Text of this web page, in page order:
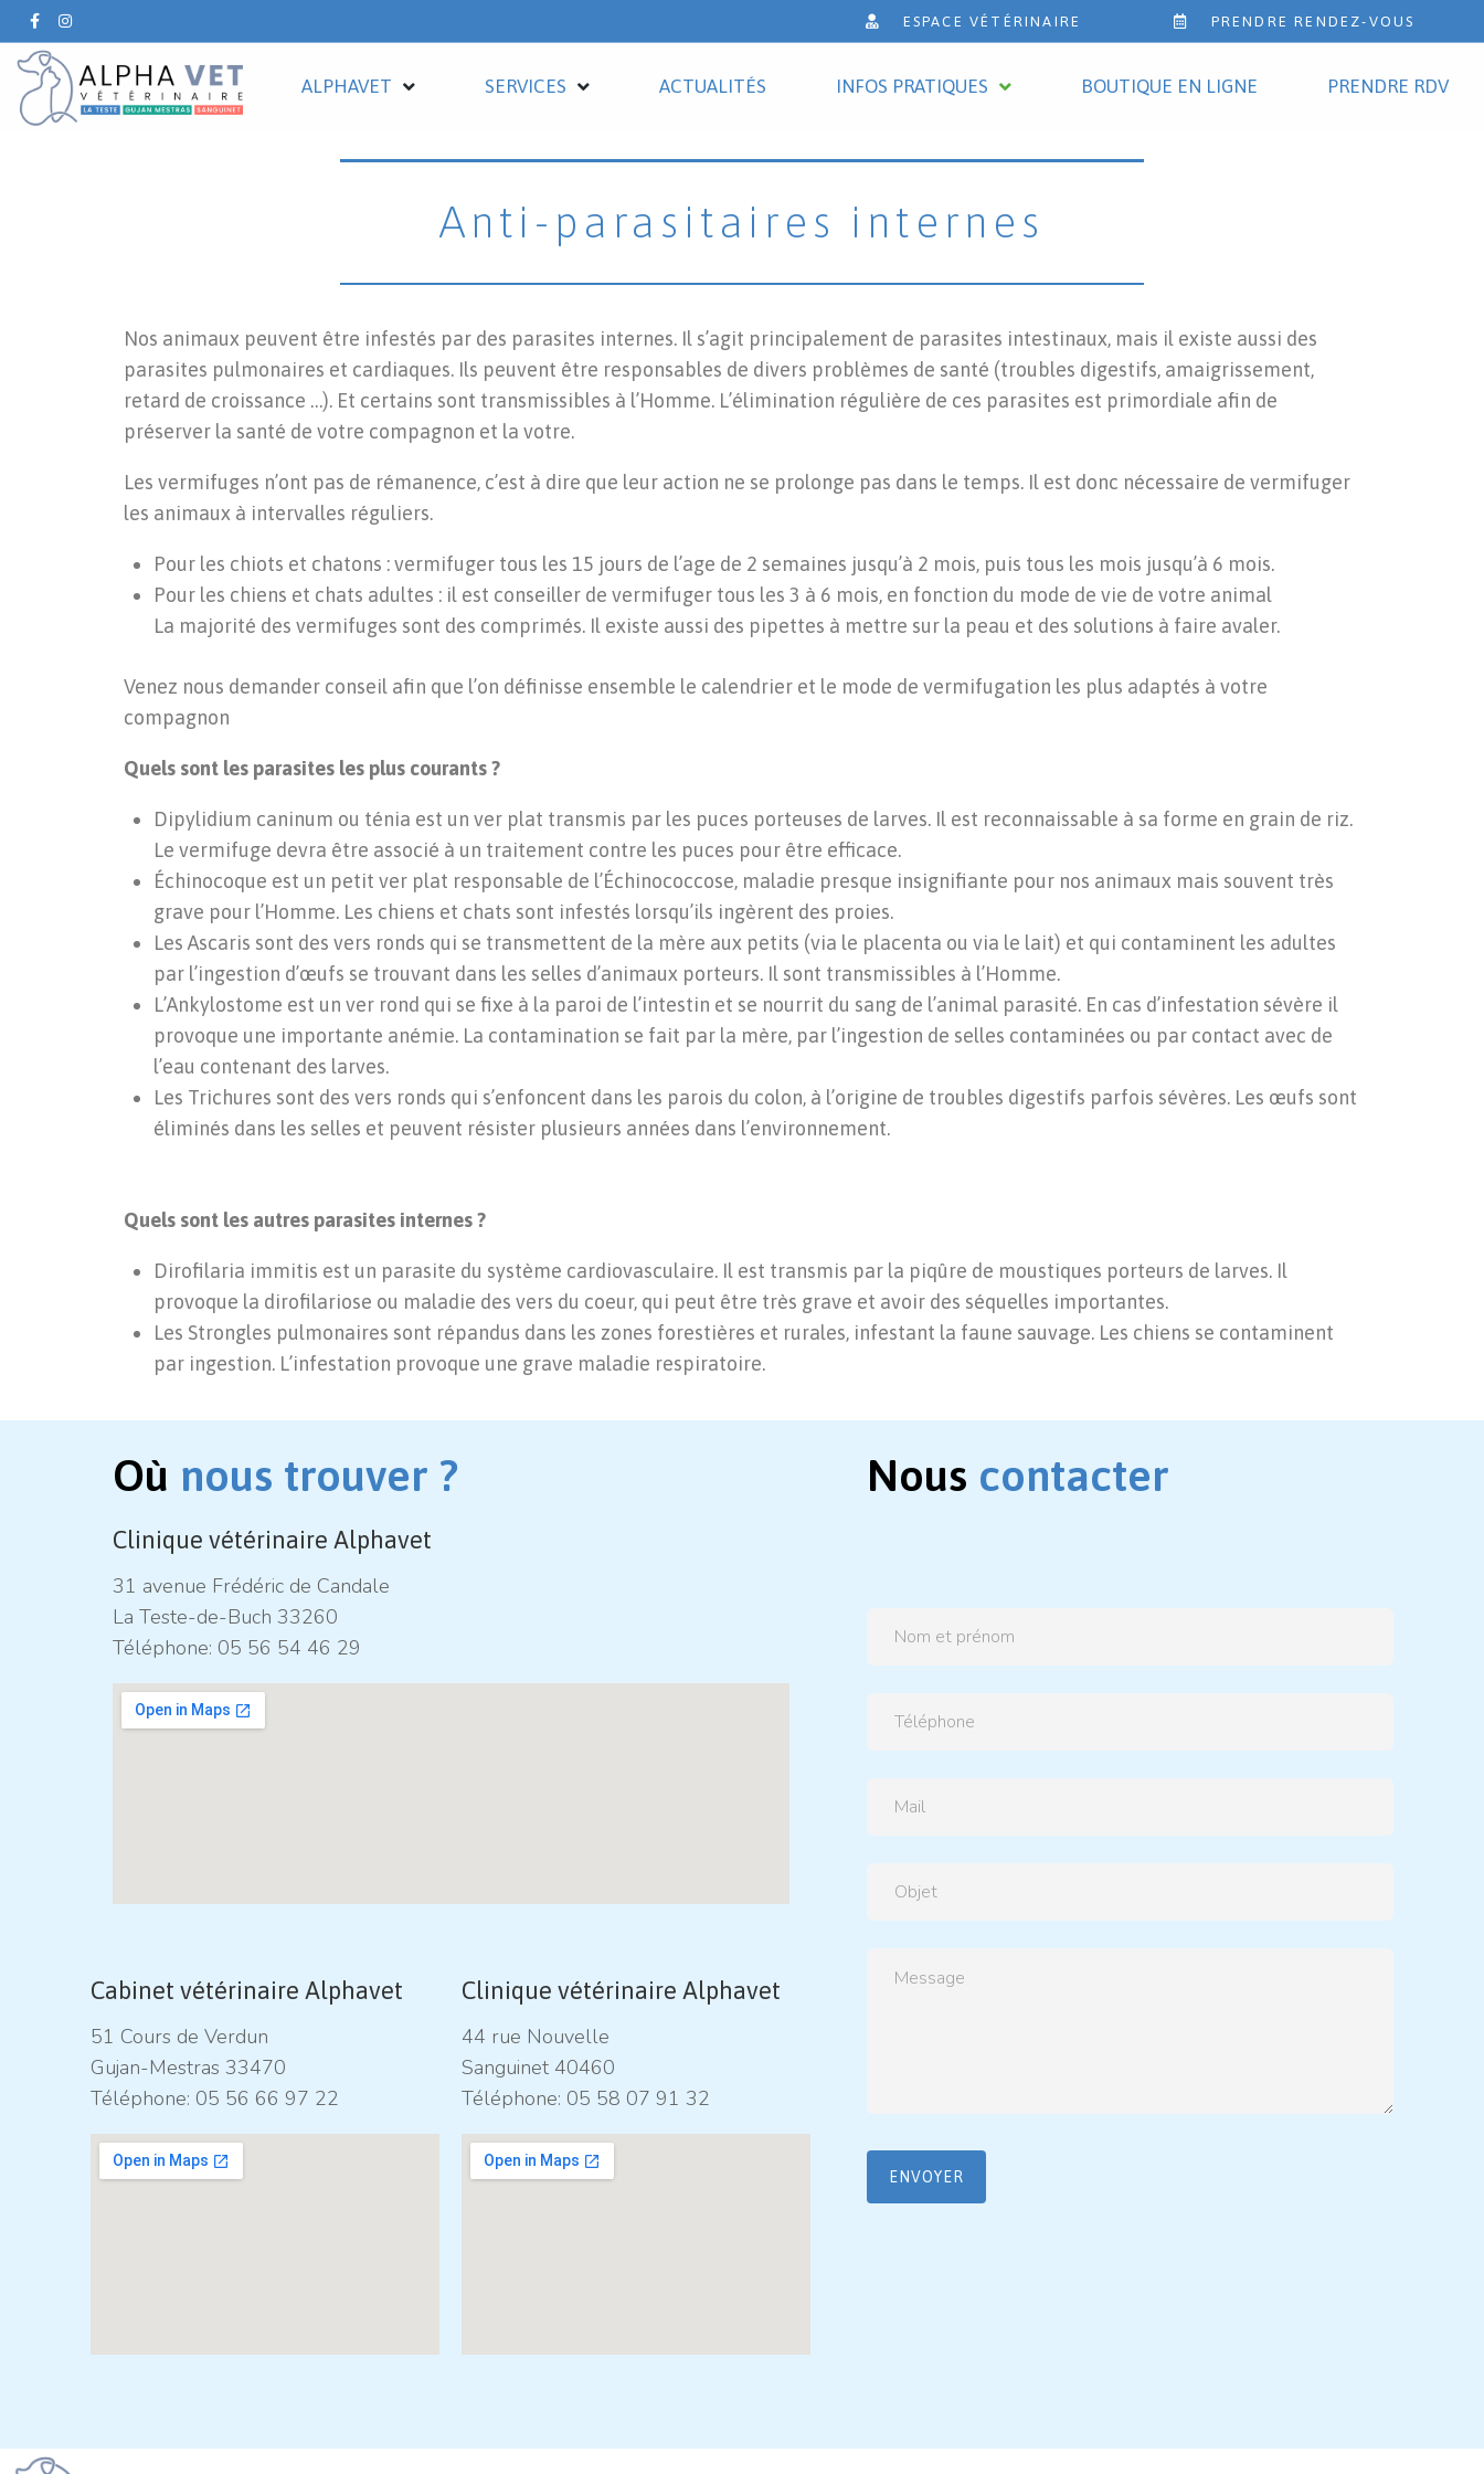
ESPACE VÉTÉRINAIRE PRENDRE RENDEZ-VOUS
ALPHAVET SERVICES ACTUALITÉS INFOS PRATIQUES BOUTIQUE EN LIGNE PRENDRE RDV
Anti-parasitaires internes
Nos animaux peuvent être infestés par des parasites internes. Il s’agit principalement de parasites intestinaux, mais il existe aussi des
parasites pulmonaires et cardiaques. Ils peuvent être responsables de divers problèmes de santé (troubles digestifs, amaigrissement,
retard de croissance …). Et certains sont transmissibles à l’Homme. L’élimination régulière de ces parasites est primordiale afin de
préserver la santé de votre compagnon et la votre.
Les vermifuges n’ont pas de rémanence, c’est à dire que leur action ne se prolonge pas dans le temps. Il est donc nécessaire de vermifuger
les animaux à intervalles réguliers.
Pour les chiots et chatons : vermifuger tous les 15 jours de l’age de 2 semaines jusqu’à 2 mois, puis tous les mois jusqu’à 6 mois.
Pour les chiens et chats adultes : il est conseiller de vermifuger tous les 3 à 6 mois, en fonction du mode de vie de votre animal
La majorité des vermifuges sont des comprimés. Il existe aussi des pipettes à mettre sur la peau et des solutions à faire avaler.
Venez nous demander conseil afin que l’on définisse ensemble le calendrier et le mode de vermifugation les plus adaptés à votre
compagnon
Quels sont les parasites les plus courants ?
Dipylidium caninum ou ténia est un ver plat transmis par les puces porteuses de larves. Il est reconnaissable à sa forme en grain de riz.
Le vermifuge devra être associé à un traitement contre les puces pour être efficace.
Échinocoque est un petit ver plat responsable de l’Échinococcose, maladie presque insignifiante pour nos animaux mais souvent très
grave pour l’Homme. Les chiens et chats sont infestés lorsqu’ils ingèrent des proies.
Les Ascaris sont des vers ronds qui se transmettent de la mère aux petits (via le placenta ou via le lait) et qui contaminent les adultes
par l’ingestion d’œufs se trouvant dans les selles d’animaux porteurs. Il sont transmissibles à l’Homme.
L’Ankylostome est un ver rond qui se fixe à la paroi de l’intestin et se nourrit du sang de l’animal parasité. En cas d’infestation sévère il
provoque une importante anémie. La contamination se fait par la mère, par l’ingestion de selles contaminées ou par contact avec de
l’eau contenant des larves.
Les Trichures sont des vers ronds qui s’enfoncent dans les parois du colon, à l’origine de troubles digestifs parfois sévères. Les œufs sont
éliminés dans les selles et peuvent résister plusieurs années dans l’environnement.
Quels sont les autres parasites internes ?
Dirofilaria immitis est un parasite du système cardiovasculaire. Il est transmis par la piqûre de moustiques porteurs de larves. Il
provoque la dirofilariose ou maladie des vers du coeur, qui peut être très grave et avoir des séquelles importantes.
Les Strongles pulmonaires sont répandus dans les zones forestières et rurales, infestant la faune sauvage. Les chiens se contaminent
par ingestion. L’infestation provoque une grave maladie respiratoire.
Où nous trouver ?
Clinique vétérinaire Alphavet
31 avenue Frédéric de Candale
La Teste-de-Buch 33260
Téléphone: 05 56 54 46 29
Cabinet vétérinaire Alphavet
51 Cours de Verdun
Gujan-Mestras 33470
Téléphone: 05 56 66 97 22
Clinique vétérinaire Alphavet
44 rue Nouvelle
Sanguinet 40460
Téléphone: 05 58 07 91 32
Nous contacter